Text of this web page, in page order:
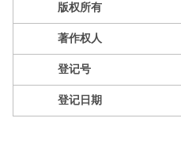
版权所有
著作权人
登记号
登记日期